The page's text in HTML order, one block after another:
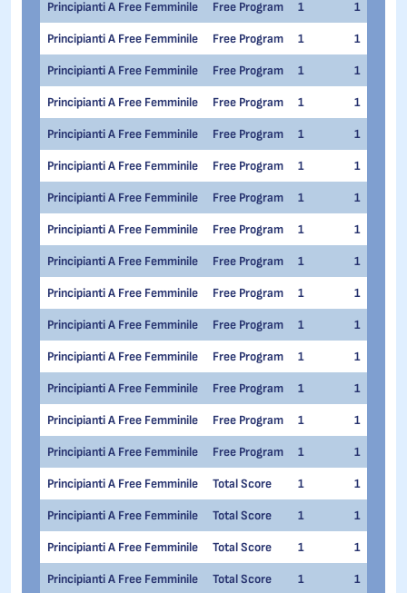
Principianti A Free Femminile Free Program 1 1
Principianti A Free Femminile Free Program 1 1
Principianti A Free Femminile Free Program 1 1
Principianti A Free Femminile Free Program 1 1
Principianti A Free Femminile Free Program 1 1
Principianti A Free Femminile Free Program 1 1
Principianti A Free Femminile Free Program 1 1
Principianti A Free Femminile Free Program 1 1
Principianti A Free Femminile Free Program 1 1
Principianti A Free Femminile Free Program 1 1
Principianti A Free Femminile Free Program 1 1
Principianti A Free Femminile Free Program 1 1
Principianti A Free Femminile Free Program 1 1
Principianti A Free Femminile Free Program 1 1
Principianti A Free Femminile Free Program 1 1
Principianti A Free Femminile Total Score 1 1
Principianti A Free Femminile Total Score 1 1
Principianti A Free Femminile Total Score 1 1
Principianti A Free Femminile Total Score 1 1